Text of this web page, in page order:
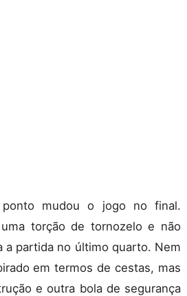
mudou o jogo no final.
torção de tornozelo e não
a partida no último quarto. Nem
em termos de cestas, mas
e outra bola de segurança